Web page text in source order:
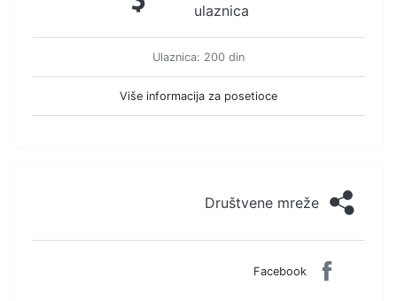
ulaznica
Ulaznica: 200 din
Više informacija za posetioce
Društvene mreže
Facebook